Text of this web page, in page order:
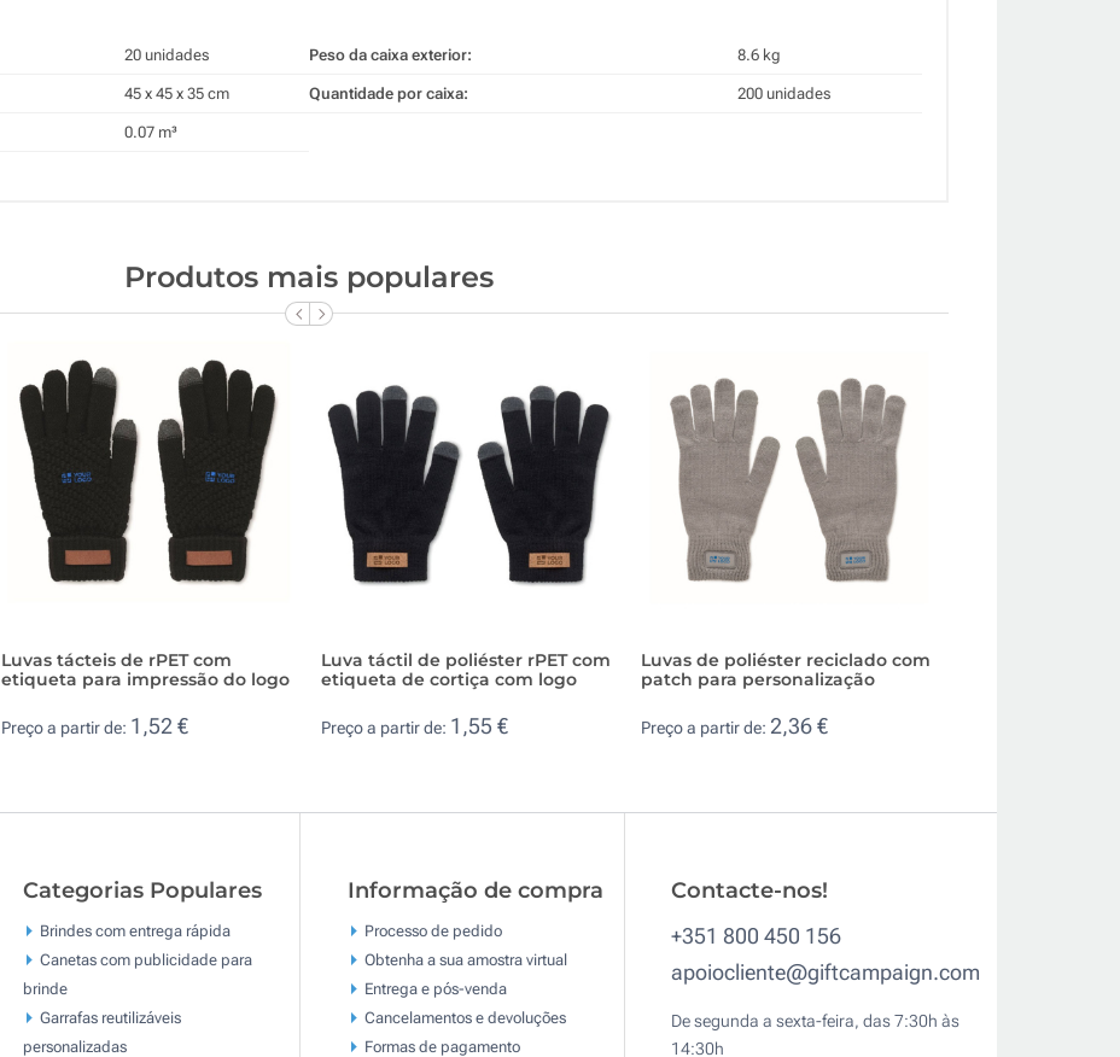
20 unidades
45 x 45 x 35 cm
0.07 m³
Peso da caixa exterior: 8.6 kg
Quantidade por caixa: 200 unidades
Produtos mais populares
Luvas tácteis de rPET com
etiqueta para impressão do logo
Preço a partir de: 1,52 €
Luva táctil de poliéster rPET com
etiqueta de cortiça com logo
Preço a partir de: 1,55 €
Luvas de poliéster reciclado com
patch para personalização
Preço a partir de: 2,36 €
Categorias Populares
Brindes com entrega rápida
Canetas com publicidade para
brinde
Garrafas reutilizáveis
personalizadas
Informação de compra
Processo de pedido
Obtenha a sua amostra virtual
Entrega e pós-venda
Cancelamentos e devoluções
Formas de pagamento
Contacte-nos!
+351 800 450 156
apoiocliente@giftcampaign.com
De segunda a sexta-feira, das 7:30h às
14:30h